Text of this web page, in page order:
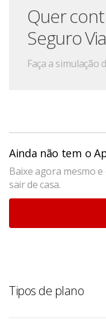
Quer
Seguro
Faça a simulação
Ainda não tem o
Baixe agora mesmo
sair de casa.
Tipos de plano